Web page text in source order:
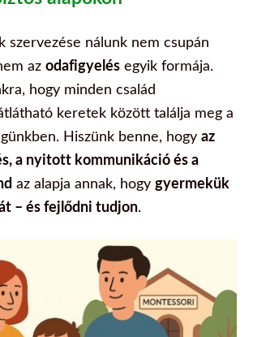
szervezése nálunk nem csupán
az odafigyelés egyik formája.
hogy minden család
keretek között találja meg a
Hiszünk benne, hogy az
a nyitott kommunikáció és a
az alapja annak, hogy gyermekük
– és fejlődni tudjon.